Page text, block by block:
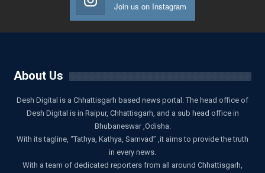
Join us on Instagram
About Us
Desh Digital is a Chhattisgarh based news portal. The head office of
Desh Digital is in Raipur, Chhattisgarh, and a sub head office in
Bhubaneswar ,Odisha.
With its tagline, “Tathya, Kathya, Samvad” ,it aims to provide the truth
in every news.
With a team of dedicated reporters from all around Chhattisgarh,